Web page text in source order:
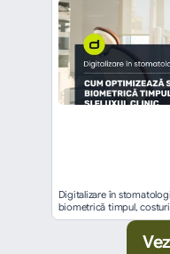
Digitalizare în
biometrică timpul,